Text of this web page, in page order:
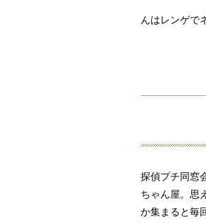
んはレンゲで
探偵プチ同窓
ちゃん屋。思
か集まると毎